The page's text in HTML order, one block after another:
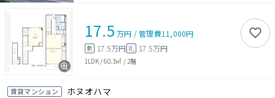
17.5 万円 /管理費11,000円
敷 17.5万円 礼 17.5万円
1LDK/60.3㎡ / 2階
賃貸マンション ホヌオハマ